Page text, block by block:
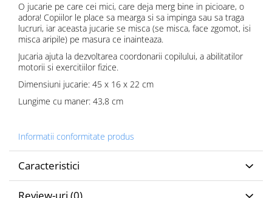
O jucarie pe care cei mici, care deja merg bine in picioare, o
adora! Copiilor le place sa mearga si sa impinga sau sa traga
lucruri, iar aceasta jucarie se misca (se misca, face zgomot, isi
misca aripile) pe masura ce inainteaza.
Jucaria ajuta la dezvoltarea coordonarii copilului, a abilitatilor
motorii si exercitiilor fizice.
Dimensiuni jucarie: 45 x 16 x 22 cm
Lungime cu maner: 43,8 cm
Informatii conformitate produs
Caracteristici